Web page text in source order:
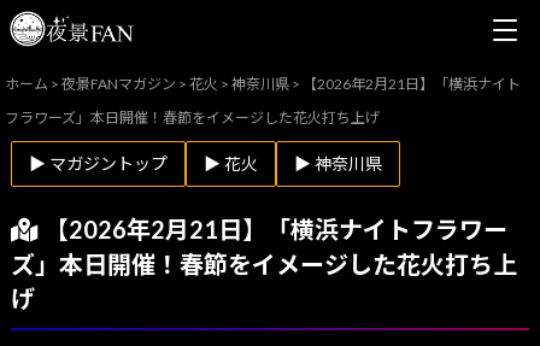
ホーム >夜景FANマガジン >花火 >神奈川県 >
【2026年2月21日】「横浜ナイト
フラワーズ」本日開催！春節をイメージした花火打ち上げ
▶ マガジントップ ▶ 花火 ▶ 神奈川県
【2026年2月21日】「横浜ナイトフラワー
ズ」本日開催！春節をイメージした花火打ち上
げ